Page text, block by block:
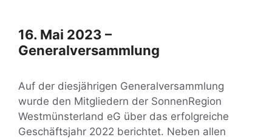
16. Mai 2023 –
Generalversammlung
Auf der diesjährigen Generalversammlung
wurde den Mitgliedern der SonnenRegion
Westmünsterland eG über das erfolgreiche
Geschäftsjahr 2022 berichtet. Neben allen